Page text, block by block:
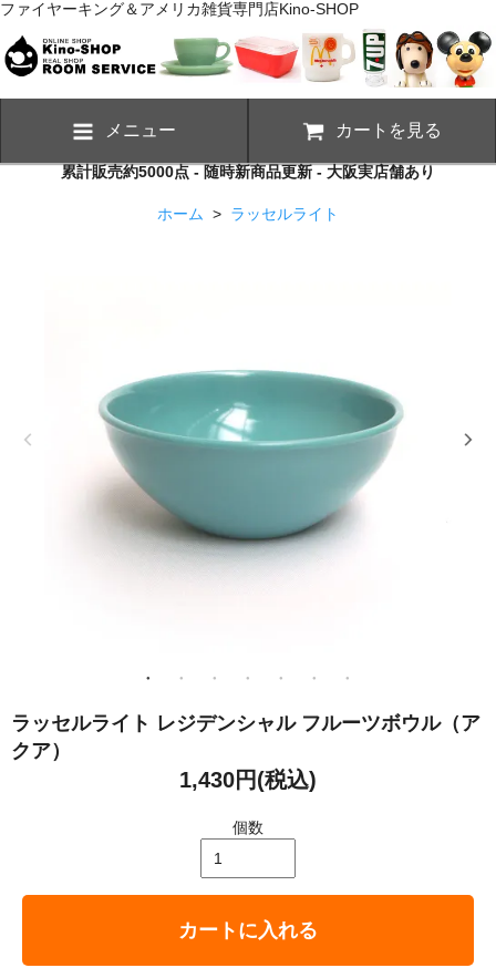
ファイヤーキング＆アメリカ雑貨専門店Kino-SHOP
メニュー カートを見る
累計販売約5000点 - 随時新商品更新 - 大阪実店舗あり
ホーム > ラッセルライト
ラッセルライト レジデンシャル フルーツボウル（ア
クア）
1,430円(税込)
個数
カートに入れる